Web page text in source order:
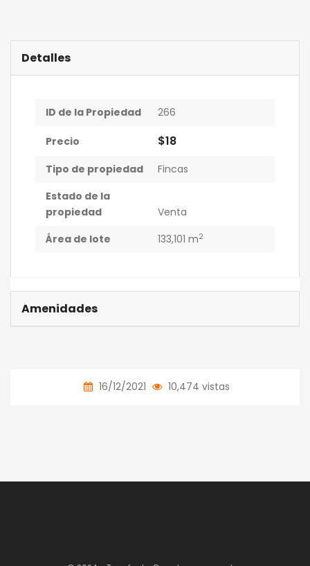
Detalles
ID de la Propiedad 266
Precio $18
Tipo de propiedad
Fincas
Estado de la
propiedad
Venta
Área de lote
133,101 m2
Amenidades
16/12/2021 10,474 vistas